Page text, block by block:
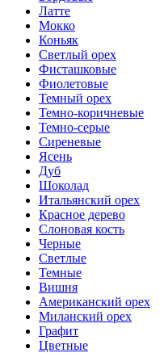
Латте
Мокко
Коньяк
Светлый орех
Фисташковые
Фиолетовые
Темный орех
Темно-коричневые
Темно-серые
Сиреневые
Ясень
Дуб
Шоколад
Итальянский орех
Красное дерево
Слоновая кость
Черные
Светлые
Темные
Вишня
Американский орех
Миланский орех
Графит
Цветные